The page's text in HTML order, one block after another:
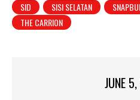
SID
SISI SELATAN
THE CARRION
JUNE